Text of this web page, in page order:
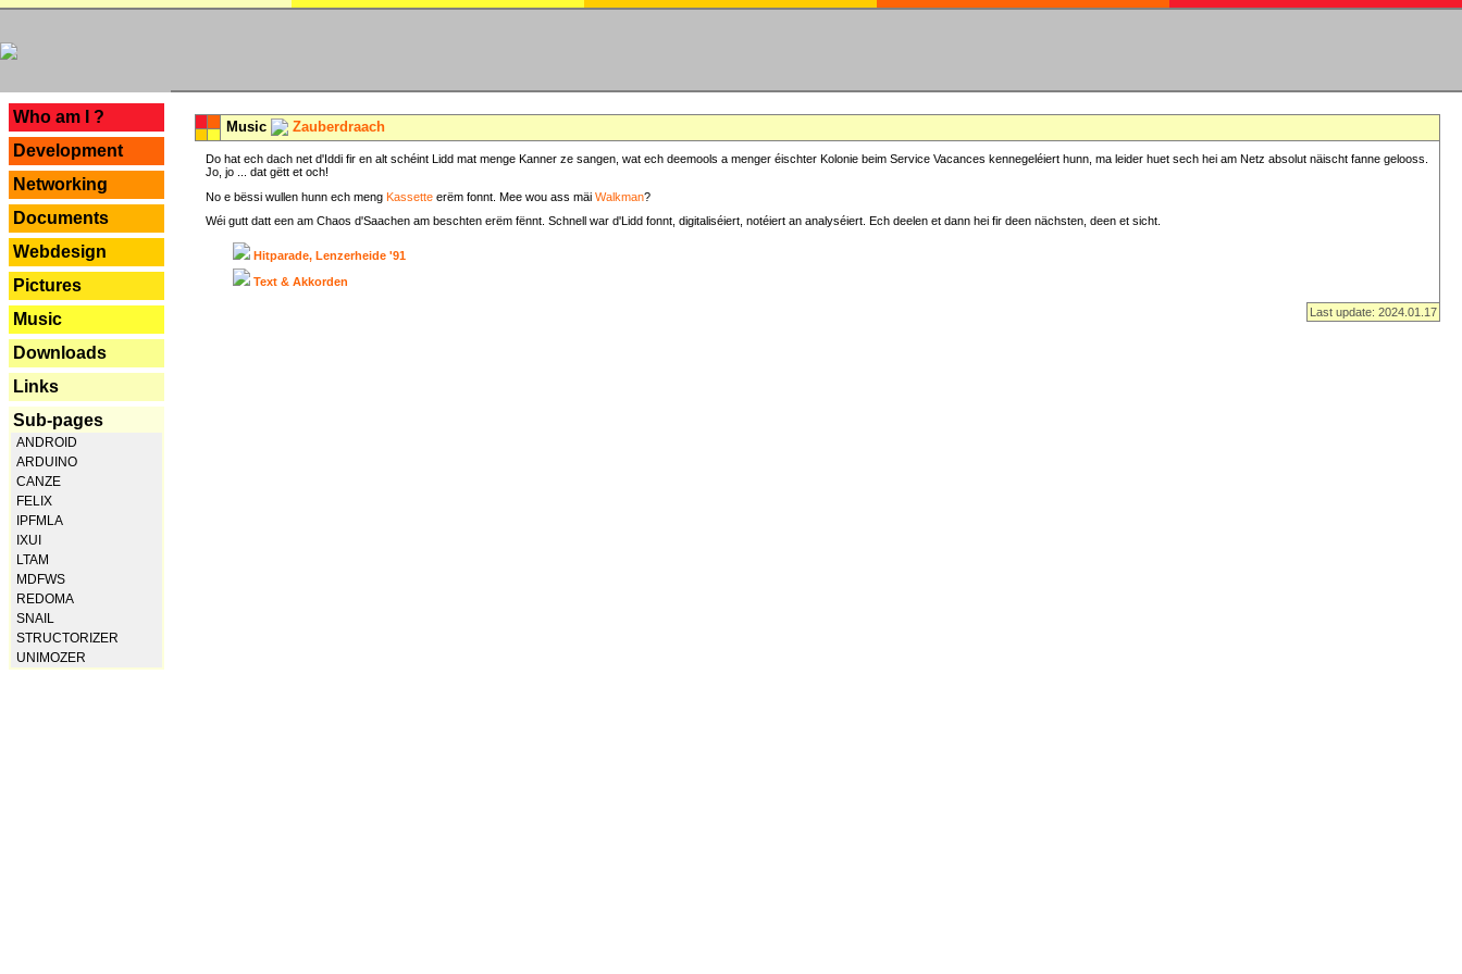
Who am I ?
Development
Networking
Documents
Webdesign
Pictures
Music
Downloads
Links
Sub-pages
ANDROID
ARDUINO
CANZE
FELIX
IPFMLA
IXUI
LTAM
MDFWS
REDOMA
SNAIL
STRUCTORIZER
UNIMOZER
Music Zauberdraach
Do hat ech dach net d'Iddi fir en alt schéint Lidd mat menge Kanner ze sangen, wat ech deemools a menger éischter Kolonie beim Service Vacances kennegeléiert hunn, ma leider huet sech hei am Netz absolut näischt fanne gelooss.
Jo, jo ... dat gëtt et och!
No e bëssi wullen hunn ech meng Kassette erëm fonnt. Mee wou ass mäi Walkman?
Wéi gutt datt een am Chaos d'Saachen am beschten erëm fënnt. Schnell war d'Lidd fonnt, digitaliséiert, notéiert an analyséiert. Ech deelen et dann hei fir deen nächsten, deen et sicht.
Hitparade, Lenzerheide '91
Text & Akkorden
Last update: 2024.01.17